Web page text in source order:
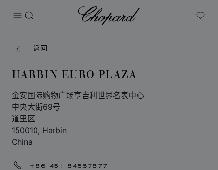
打开菜单
搜索
Chopard
My
返回
HARBIN EURO PLAZA
金安国际购物广场亨吉利世界名表中心
中央大街69号
道里区
150010, Harbin
China
+86 451 84567877